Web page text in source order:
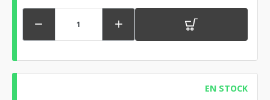
 
EN STOCK